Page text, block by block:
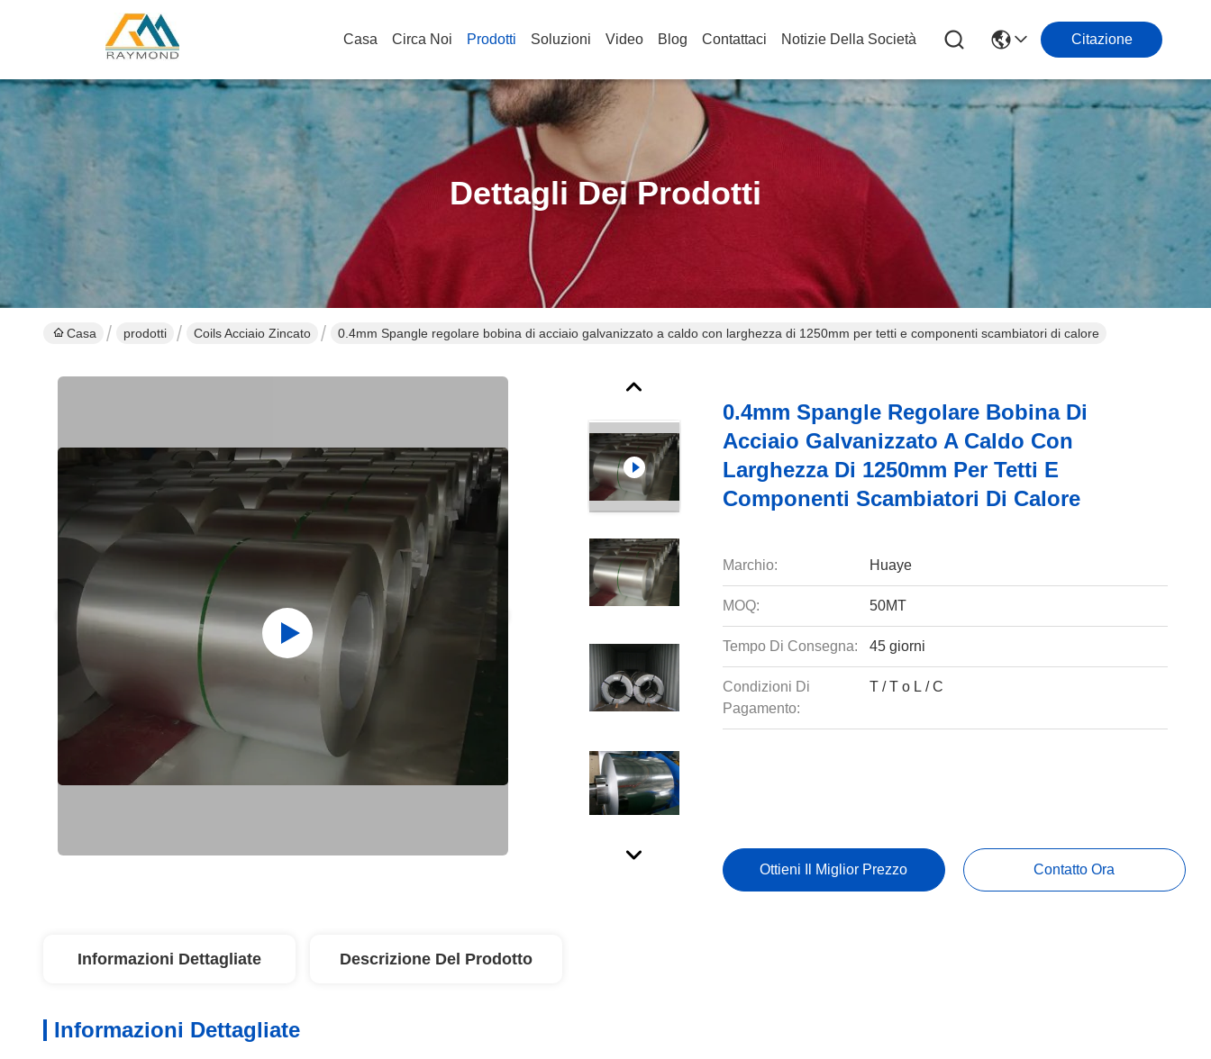
Casa Circa Noi Prodotti Soluzioni Video Blog Contattaci Notizie Della Società Citazione
Dettagli Dei Prodotti
Casa prodotti Coils Acciaio Zincato 0.4mm Spangle regolare bobina di acciaio galvanizzato a caldo con larghezza di 1250mm per tetti e componenti scambiatori di calore
0.4mm Spangle Regolare Bobina Di
Acciaio Galvanizzato A Caldo Con
Larghezza Di 1250mm Per Tetti E
Componenti Scambiatori Di Calore
Marchio: Huaye
MOQ: 50MT
Tempo Di Consegna: 45 giorni
Condizioni Di
Pagamento:
T / T o L / C
Ottieni Il Miglior Prezzo Contatto Ora
Informazioni Dettagliate Descrizione Del Prodotto
Informazioni Dettagliate